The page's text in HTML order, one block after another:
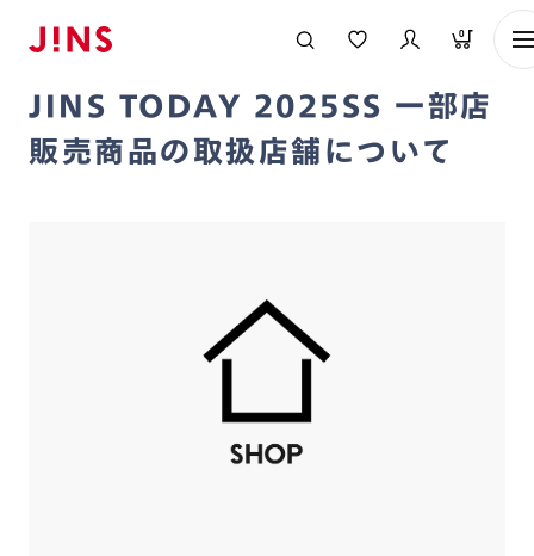
0
JINS TODAY 2025SS 一部店販売
2025/04/23
JINS TODAY 2025SS 一部店
販売商品の取扱店舗について